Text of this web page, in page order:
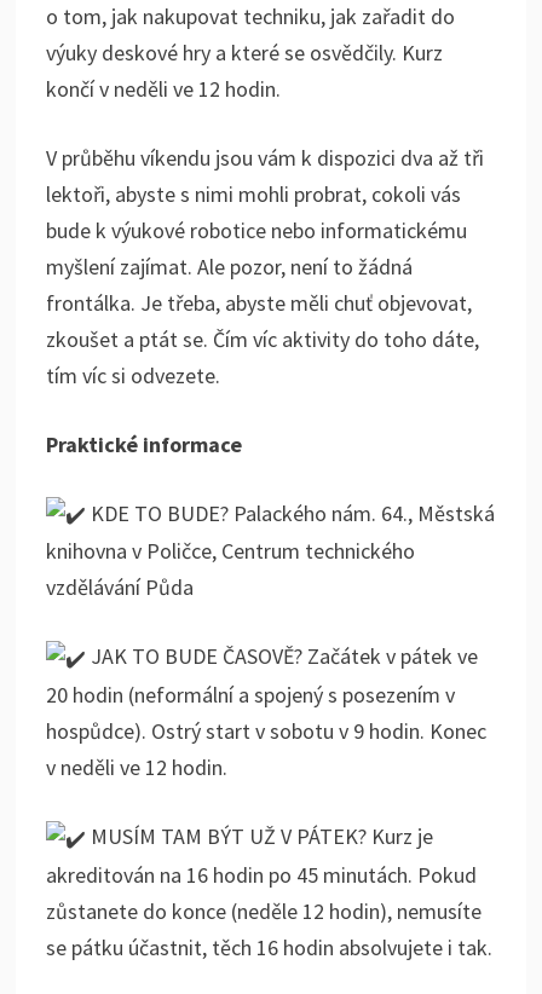
o tom, jak nakupovat techniku, jak zařadit do
výuky deskové hry a které se osvědčily. Kurz
končí v neděli ve 12 hodin.
V průběhu víkendu jsou vám k dispozici dva až tři
lektoři, abyste s nimi mohli probrat, cokoli vás
bude k výukové robotice nebo informatickému
myšlení zajímat. Ale pozor, není to žádná
frontálka. Je třeba, abyste měli chuť objevovat,
zkoušet a ptát se. Čím víc aktivity do toho dáte,
tím víc si odvezete.
Praktické informace
KDE TO BUDE? Palackého nám. 64., Městská
knihovna v Poličce, Centrum technického
vzdělávání Půda
JAK TO BUDE ČASOVĚ? Začátek v pátek ve
20 hodin (neformální a spojený s posezením v
hospůdce). Ostrý start v sobotu v 9 hodin. Konec
v neděli ve 12 hodin.
MUSÍM TAM BÝT UŽ V PÁTEK? Kurz je
akreditován na 16 hodin po 45 minutách. Pokud
zůstanete do konce (neděle 12 hodin), nemusíte
se pátku účastnit, těch 16 hodin absolvujete i tak.